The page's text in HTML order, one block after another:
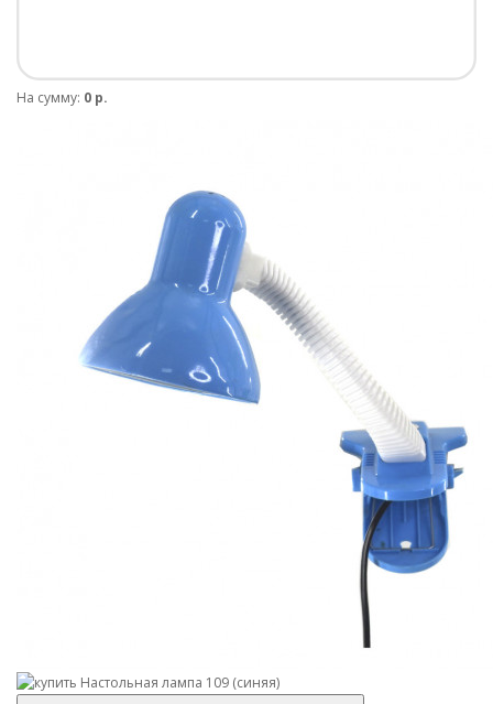
На сумму: 0 р.